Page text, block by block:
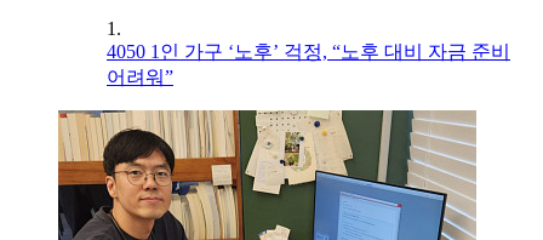
1.
4050 1인 가구 ‘노후’ 걱정, “노후 대비 자금 준비
어려워”